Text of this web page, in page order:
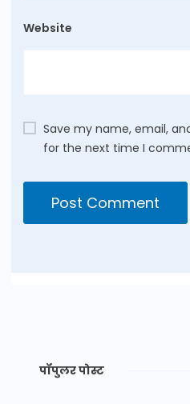
Website
Save my name, email,
for the next time I
पॉपुलर पोस्ट